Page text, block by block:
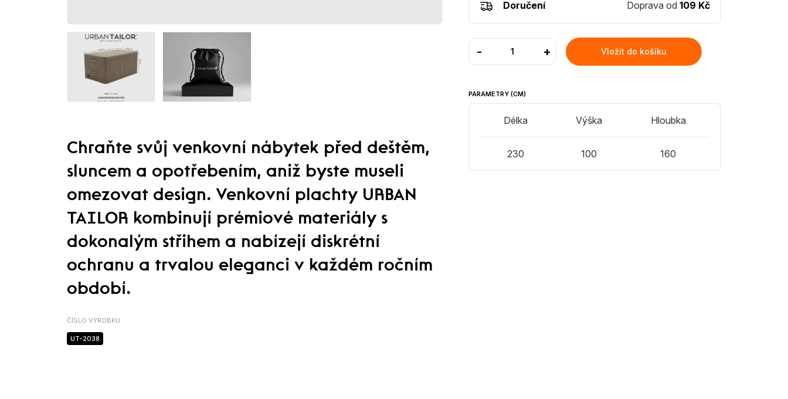
Chraňte svůj venkovní nábytek před deštěm,
sluncem a opotřebením, aniž byste museli
omezovat design. Venkovní plachty URBAN
TAILOR kombinují prémiové materiály s
dokonalým střihem a nabízejí diskrétní
ochranu a trvalou eleganci v každém ročním
období.
ČÍSLO VÝROBKU
UT-2038
Doručení Doprava od 109 Kč
- + Vložit do košíku
PARAMETRY (CM)
Délka
230
Výška
100
Hloubka
160